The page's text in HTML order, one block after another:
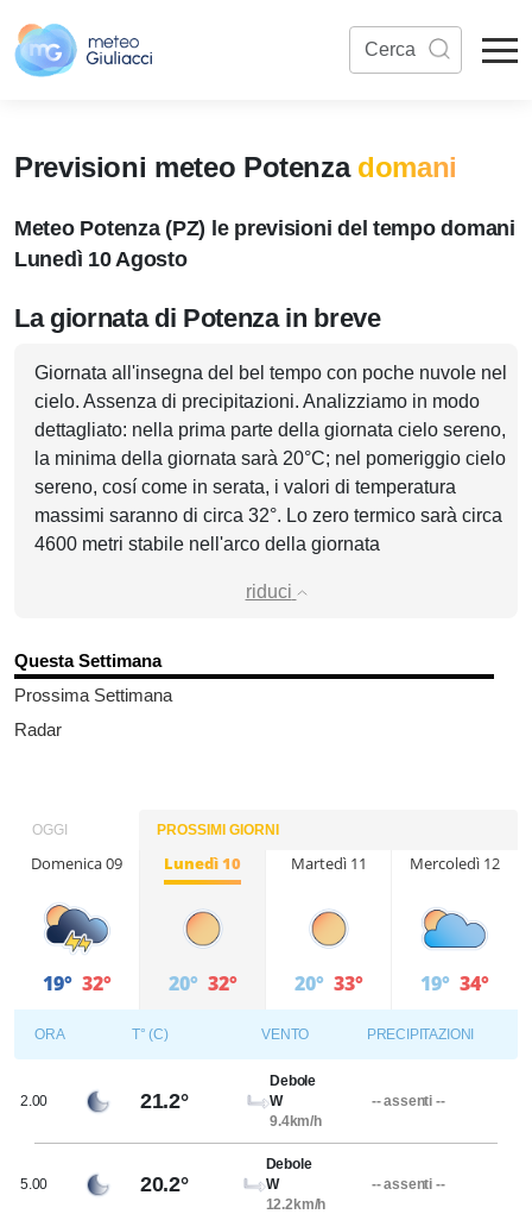
Previsioni meteo Potenza domani
Meteo Potenza (PZ) le previsioni del tempo domani
Lunedì 10 Agosto
La giornata di Potenza in breve
Giornata all'insegna del bel tempo con poche nuvole nel
cielo. Assenza di precipitazioni. Analizziamo in modo
dettagliato: nella prima parte della giornata cielo sereno,
la minima della giornata sarà 20°C; nel pomeriggio cielo
sereno, cosí come in serata, i valori di temperatura
massimi saranno di circa 32°. Lo zero termico sarà circa
4600 metri stabile nell'arco della giornata
riduci
Questa Settimana
Prossima Settimana
Radar
OGGI PROSSIMI GIORNI
Domenica 09
19° 32°
Lunedì 10
20° 32°
Martedì 11
20° 33°
Mercoledì 12
19° 34°
ORA T° (C) VENTO PRECIPITAZIONI
2.00 21.2°
Debole
W
9.4km/h
-- assenti --
5.00 20.2°
Debole
W
12.2km/h
-- assenti --